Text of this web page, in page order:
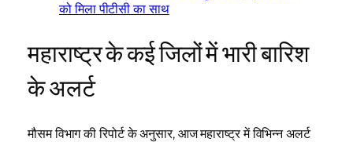
को मिला पीटीसी का साथ
महाराष्ट्र के कई जिलों में भारी बारिश
के अलर्ट
मौसम विभाग की रिपोर्ट के अनुसार, आज महाराष्ट्र में विभिन्न अलर्ट